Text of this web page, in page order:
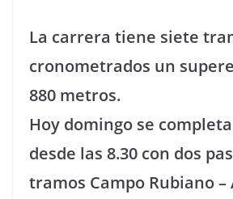
La carrera tiene siete
cronometrados un
880 metros.
Hoy domingo se
desde las 8.30 con dos
tramos Campo Rubiano –